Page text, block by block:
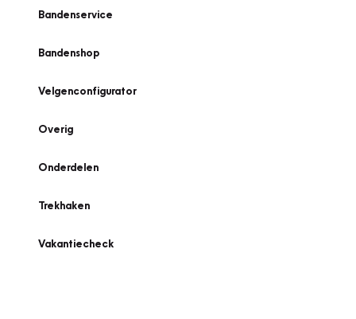
Bandenservice
Bandenshop
Velgenconfigurator
Overig
Onderdelen
Trekhaken
Vakantiecheck